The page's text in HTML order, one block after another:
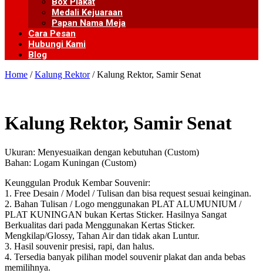
Medali Kejuaraan
Papan Nama Meja
Cara Pesan
Hubungi Kami
Blog
Home /Kalung Rektor/ Kalung Rektor, Samir Senat
Kalung Rektor, Samir Senat
Ukuran: Menyesuaikan dengan kebutuhan (Custom)
Bahan: Logam Kuningan (Custom)
Keunggulan Produk Kembar Souvenir:
1. Free Desain / Model / Tulisan dan bisa request sesuai keinginan.
2. Bahan Tulisan / Logo menggunakan PLAT ALUMUNIUM /
PLAT KUNINGAN bukan Kertas Sticker. Hasilnya Sangat
Berkualitas dari pada Menggunakan Kertas Sticker.
Mengkilap/Glossy, Tahan Air dan tidak akan Luntur.
3. Hasil souvenir presisi, rapi, dan halus.
4. Tersedia banyak pilihan model souvenir plakat dan anda bebas
memilihnya.